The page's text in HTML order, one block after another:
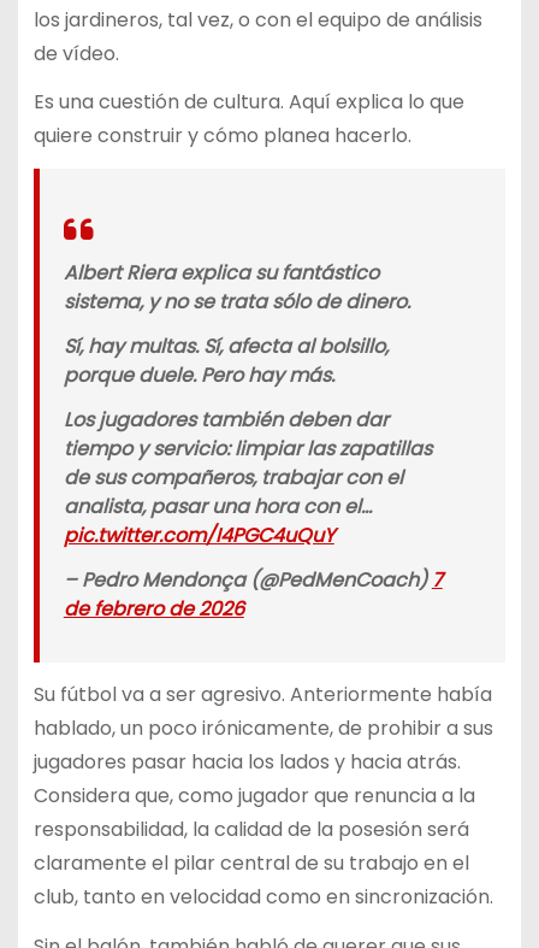
los jardineros, tal vez, o con el equipo de análisis
de vídeo.
Es una cuestión de cultura. Aquí explica lo que
quiere construir y cómo planea hacerlo.
Albert Riera explica su fantástico
sistema, y ​​no se trata sólo de dinero.
Sí, hay multas. Sí, afecta al bolsillo,
porque duele. Pero hay más.
Los jugadores también deben dar
tiempo y servicio: limpiar las zapatillas
de sus compañeros, trabajar con el
analista, pasar una hora con el…
pic.twitter.com/I4PGC4uQuY
– Pedro Mendonça (@PedMenCoach) 7
de febrero de 2026
Su fútbol va a ser agresivo. Anteriormente había
hablado, un poco irónicamente, de prohibir a sus
jugadores pasar hacia los lados y hacia atrás.
Considera que, como jugador que renuncia a la
responsabilidad, la calidad de la posesión será
claramente el pilar central de su trabajo en el
club, tanto en velocidad como en sincronización.